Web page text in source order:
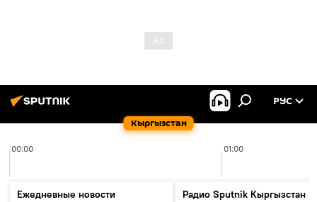
Кыргызстан
РУС
00:00 01:00
Ежедневные новости
Радио Sputnik Кыргызстан